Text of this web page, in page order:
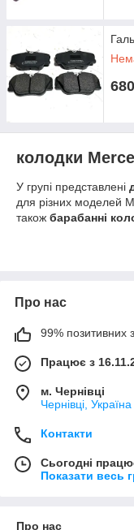
680
колодки
У групі представлені
для різних моделей
також барабанні
колодка
наявність датчика
нагрівання і
надійно. Природно,
кожного виробника
вони можуть
ефективно
рідин (антифриз,
Про нас
99% позитивних з
Працює з
м. Чернівці
Чернівці, Україна
Контакти
Сьогодні
Показати весь
Про нас